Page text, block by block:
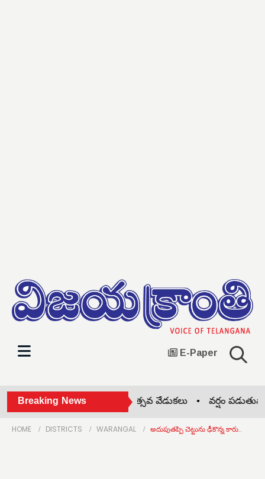
E-Paper
Breaking News
కోహెడలో జాతీయ చేనేత దినోత్సవ వేడుకలు • వర్షం
HOME DISTRICTS WARANGAL అదుపుతప్పి చెట్టును ఢీకొన్న కారు..